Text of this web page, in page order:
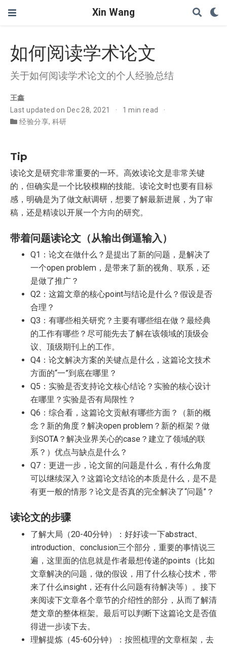
Xin Wang
如何阅读学术论文
关于如何阅读学术论文的个人经验总结
王鑫
Last updated on Dec 28, 2021
1 min read
经验分享, 科研
Tip
读论文是研究非常重要的一环。高效读论文是非常关键
的，但确实是一个比较模糊的技能。读论文时也要有目标
感，明确是为了做文献调研，想要了解最新进展，为了审
稿，还是精读以开展一个方向的研究。
带着问题读论文（从输出倒逼输入）
Q1：论文在做什么？是提出了新的问题，是解决了
一个open problem，是带来了新的视角、联系，还
是做了推广？
Q2：这篇文章的核心point与结论是什么？假设是否
合理？
Q3：有哪些相关研究？主要有哪些组在做？最经典
的工作有哪些？尽可能先去了解在该领域的顶级会
议、顶级期刊上的工作。
Q4：论文解决方案的关键点是什么，这篇论文技术
方面的“一”到底在哪里？
Q5：实验是否支持论文核心结论？实验的核心设计
在哪里？实验是否有局限性？
Q6：综合看，这篇论文贡献有哪些方面？（新的概
念？新的角度？解决open problem？新的框架？做
到SOTA？解决业界关心的case？建立了领域的联
系？）优点与缺点是什么？
Q7：更进一步，论文留的问题是什么，有什么角度
可以继续深入？这篇论文结论的本质是什么，是不是
有更一般的情形？论文是否真的完全解决了“问题”？
读论文的步骤
了解大局（20-40分钟）：好好读一下abstract、
introduction、conclusion三个部分，重要的事情说三
遍，这里面的信息就是作者最想传递的points（比如
文章解决的问题，做的假设，用了什么核心技术，带
来了什么insight，还有什么问题有待解决等）。接下
来阅读下文章各个章节的介绍性的部分，从而了解清
楚文章的整体框架。最后可以判断下这篇论文是否值
得进一步读下去。
理解提炼（45-60分钟）：按照梳理的文章框架，去